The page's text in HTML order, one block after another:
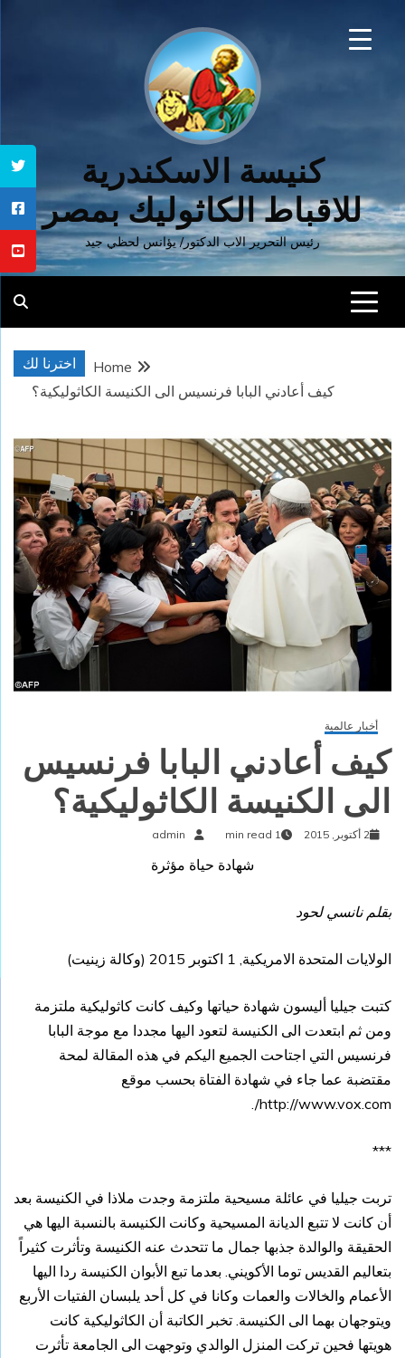
كنيسة الاسكندرية
للاقباط الكاثوليك بمصر
رئيس التحرير الاب الدكتور/ يؤانس لحظي جيد
اخترنا لك
Home
كيف أعادني البابا فرنسيس الى الكنيسة الكاثوليكية؟
أخبار عالمية
كيف أعادني البابا فرنسيس
الى الكنيسة الكاثوليكية؟
2 أكتوبر, 2015 1 min read
admin
شهادة حياة مؤثرة
بقلم نانسي لحود
الولايات المتحدة الامريكية, وكالة زينيت)
كتبت جيليا أليسون شهادة حياتها وكيف كانت كاثوليكية ملتزمة
ومن ثم ابتعدت الى الكنيسة لتعود اليها مجددا مع موجة البابا
فرنسيس التي اجتاحت الجميع اليكم في هذه المقالة لمحة
مقتضبة عما جاء في شهادة الفتاة بحسب موقع
http://www.vox.com
/.
***
تربت جيليا في عائلة مسيحية ملتزمة وجدت ملاذا في الكنيسة بعد
أن كانت لا تتبع الديانة المسيحية وكانت الكنيسة بالنسبة اليها هي
الحقيقة والوالدة جذبها جمال ما تتحدث عنه الكنيسة وتأثرت كثيراً
بتعاليم القديس توما الأكويني. بعدما تبع الأبوان الكنيسة ردا اليها
الأعمام والخالات والعمات وكانا في كل أحد يلبسان الفتيات الأربع
ويتوجهان بهما الى الكنيسة. تخبر الكاتبة أن الكاثوليكية كانت
هويتها فحين تركت المنزل الوالدي وتوجهت الى الجامعة تأثرت